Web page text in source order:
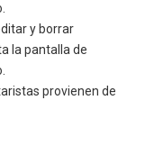
y borrar
la pantalla de
provienen de